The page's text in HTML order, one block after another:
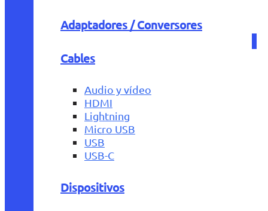
Adaptadores / Conversores
Cables
Audio y vídeo
HDMI
Lightning
Micro USB
USB
USB-C
Dispositivos